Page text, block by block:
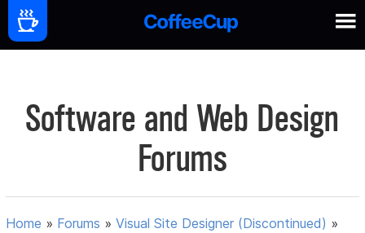
Software and Web Design
Forums
Home » Forums »Visual Site Designer (Discontinued) »